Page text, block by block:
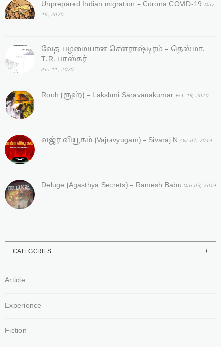
Unprepared Indian migration – Corona COVID-19 May
16, 2020
வேத பழமையான சௌராஷ்டிரம் – தெஸ்மா.
T.R. பாஸ்கர்
Apr 11, 2020
Rooh (ரூஹ்) – Lakshmi Saravanakumar Feb 19, 2020
வஜ்ர‌ வியூகம் (Vajravyugam) – Sivaraj N Oct 07, 2019
Deluge (Agasthya Secrets) – Ramesh Babu Mar 03, 2019
CATEGORIES
Article
Experience
Fiction